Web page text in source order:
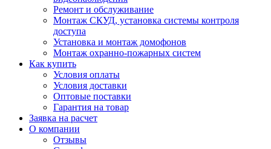
Ремонт и обслуживание
Монтаж СКУД, установка системы контроля
доступа
Установка и монтаж домофонов
Монтаж охранно-пожарных систем
Как купить
Условия оплаты
Условия доставки
Оптовые поставки
Гарантия на товар
Заявка на расчет
О компании
Отзывы